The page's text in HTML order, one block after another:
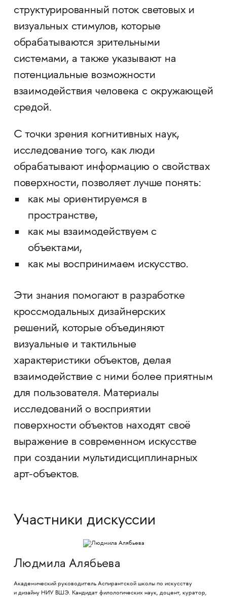
структурированный поток световых и
визуальных стимулов, которые
обрабатываются зрительными
системами, а также указывают на
потенциальные возможности
взаимодействия человека с окружающей
средой.
С точки зрения когнитивных наук,
исследование того, как люди
обрабатывают информацию о свойствах
поверхности, позволяет лучше понять:
как мы ориентируемся в
пространстве,
как мы взаимодействуем с
объектами,
как мы воспринимаем искусство.
Эти знания помогают в разработке
кроссмодальных дизайнерских
решений, которые объединяют
визуальные и тактильные
характеристики объектов, делая
взаимодействие с ними более приятным
для пользователя. Материалы
исследований о восприятии
поверхности объектов находят своё
выражение в современном искусстве
при создании мультидисциплинарных
арт-объектов.
Участники дискуссии
Людмила Алябьева
Академический руководитель Аспирантской школы по искусству
и дизайну НИУ ВШЭ. Кандидат филологических наук, доцент, куратор,